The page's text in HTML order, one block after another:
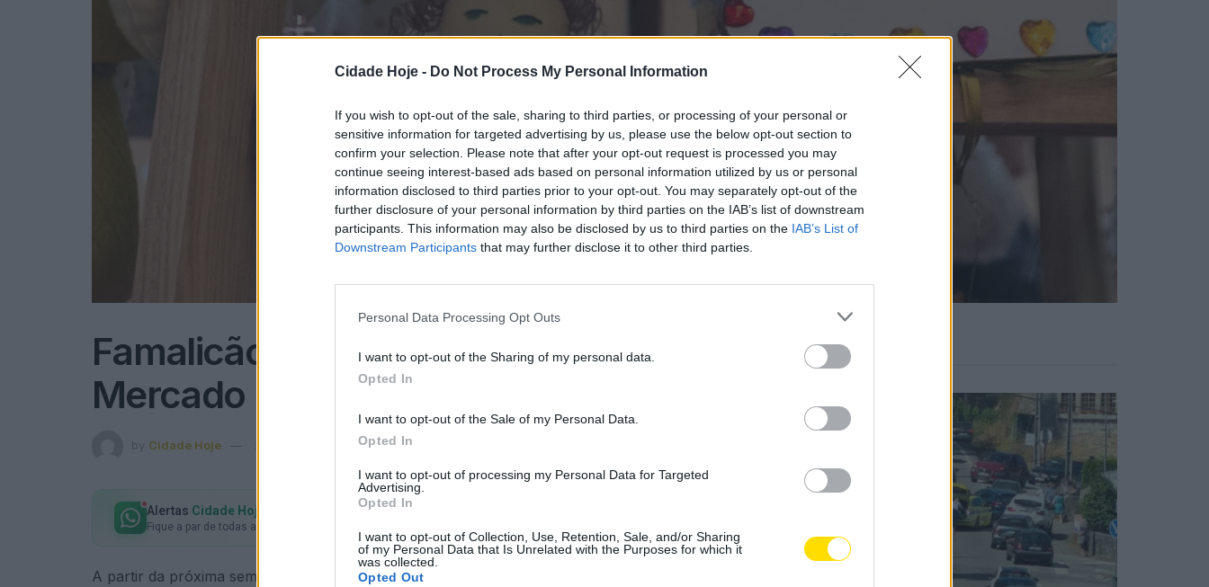
Cidade Hoje - Do Not Process My Personal Information
If you wish to opt-out of the sale, sharing to third parties, or processing of your personal or
sensitive information for targeted advertising by us, please use the below opt-out section to
confirm your selection. Please note that after your opt-out request is processed you may
continue seeing interest-based ads based on personal information utilized by us or personal
information disclosed to third parties prior to your opt-out. You may separately opt-out of the
further disclosure of your personal information by third parties on the IAB’s list of downstream
participants. This information may also be disclosed by us to third parties on the IAB’s List of
Downstream Participants that may further disclose it to other third parties.
Personal Data Processing Opt Outs
I want to opt-out of the Sharing of my personal data.
Opted In
I want to opt-out of the Sale of my Personal Data.
Opted In
I want to opt-out of processing my Personal Data for Targeted
Advertising.
Opted In
I want to opt-out of Collection, Use, Retention, Sale, and/or Sharing
of my Personal Data that Is Unrelated with the Purposes for which it
was collected.
Opted Out
Famalicão: Natal sustentável na Praça-
Mercado
by Cidade Hoje 21 de Novembro, 2025 in Concelho
Alertas Cidade Hoje no seu WhatsApp
Fique a par de todas as notícias em primeira mão!
A partir da próxima semana, a Praça – Mercado Municipal de Famalicão exibe decorações
Notícias Populares